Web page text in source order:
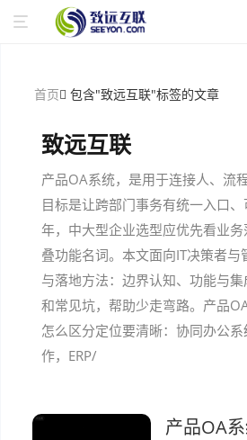
首页 包含"致远互联"标签的文章
致远互联
产品OA系统，是用于连接人、流
目标是让跨部门事务有统一入口
年，中大型企业选型应优先看业
叠功能名词。本文面向IT决策者
与落地方法：边界认知、功能与
和常见坑，帮助少走弯路。产品
怎么区分定位要清晰：协同办公
作，ERP/
产品OA